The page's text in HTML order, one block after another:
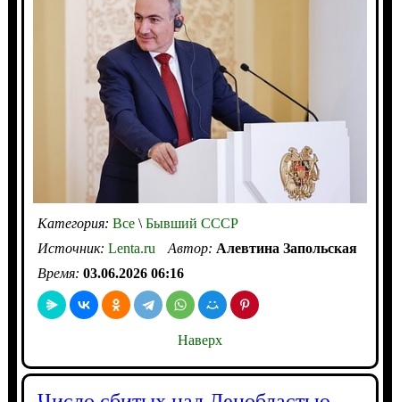
Категория: Все\Бывший СССР
Источник: Lenta.ru Автор: Алевтина Запольская
Время: 03.06.2026 06:16
Наверх